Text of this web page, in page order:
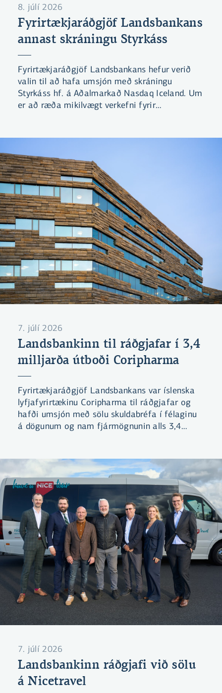
8. júlí 2026
Fyrirtækjaráðgjöf Landsbankans
annast skráningu Styrkáss
Fyrirtækjaráðgjöf Landsbankans hefur verið
valin til að hafa umsjón með skráningu
Styrkáss hf. á Aðalmarkað Nasdaq Iceland. Um
er að ræða mikilvægt verkefni fyrir
7. júlí 2026
Landsbankinn til ráðgjafar í 3,4
milljarða útboði Coripharma
Fyrirtækjaráðgjöf Landsbankans var íslenska
lyfjafyrirtækinu Coripharma til ráðgjafar og
hafði umsjón með sölu skuldabréfa í félaginu
á dögunum og nam fjármögnunin alls 3,4
7. júlí 2026
Landsbankinn ráðgjafi við sölu
á Nicetravel